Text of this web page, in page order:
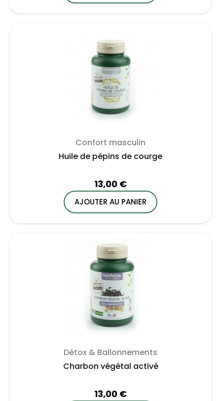
Confort masculin
Huile de pépins de courge
13,00 €
AJOUTER AU PANIER
Détox & Ballonnements
Charbon végétal activé
13,00 €